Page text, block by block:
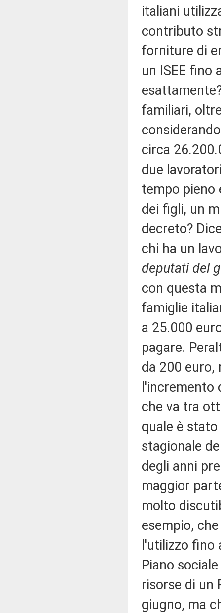
italiani
contributo
forniture di
un ISEE fino
familiari,
circa
due
tempo pieno
dei figli, un
decreto?
chi ha un
deputati del
con questa
famiglie
a 25.000
pagare.
da 200 euro,
l'incremento
che va tra
quale è
stagionale
degli anni
maggior
molto
esempio,
l'utilizzo fino
Piano
risorse di un
giugno, ma